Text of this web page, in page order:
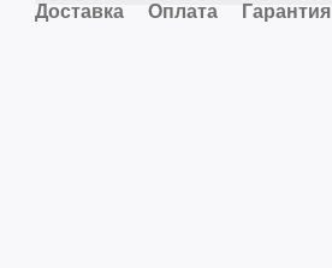
Доставка Оплата Гарантия